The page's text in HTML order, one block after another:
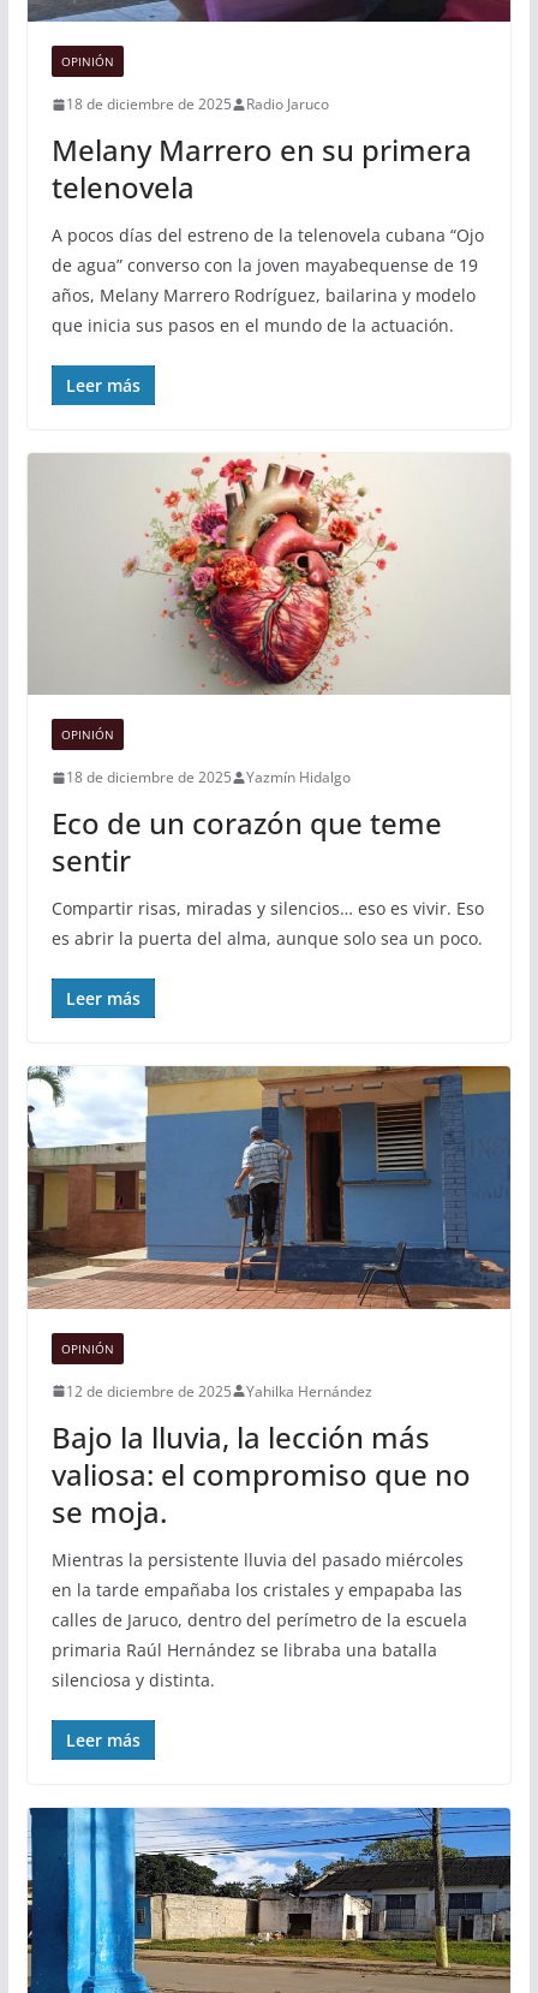
OPINIÓN
18 de diciembre de 2025 Radio Jaruco
Melany Marrero en su primera
telenovela
A pocos días del estreno de la telenovela cubana “Ojo
de agua” converso con la joven mayabequense de 19
años, Melany Marrero Rodríguez, bailarina y modelo
que inicia sus pasos en el mundo de la actuación.
Leer más
OPINIÓN
18 de diciembre de 2025 Yazmín Hidalgo
Eco de un corazón que teme
sentir
Compartir risas, miradas y silencios… eso es vivir. Eso
es abrir la puerta del alma, aunque solo sea un poco.
Leer más
OPINIÓN
12 de diciembre de 2025 Yahilka Hernández
Bajo la lluvia, la lección más
valiosa: el compromiso que no
se moja.
Mientras la persistente lluvia del pasado miércoles
en la tarde empañaba los cristales y empapaba las
calles de Jaruco, dentro del perímetro de la escuela
primaria Raúl Hernández se libraba una batalla
silenciosa y distinta.
Leer más